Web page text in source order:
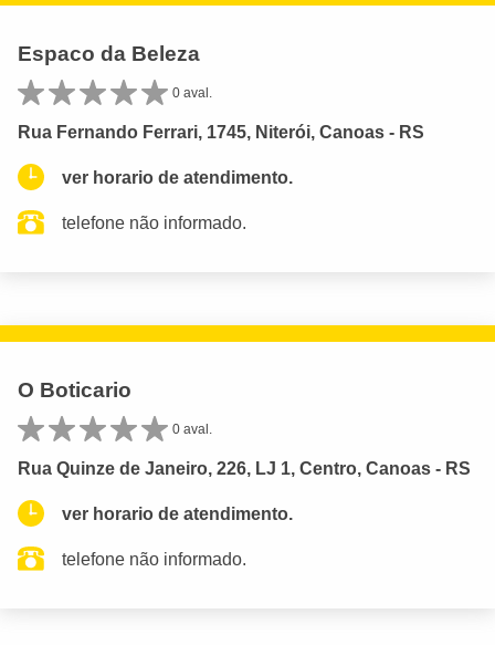
Espaco da Beleza
0 aval.
Rua Fernando Ferrari, 1745, Niterói, Canoas - RS
ver horario de atendimento.
telefone não informado.
O Boticario
0 aval.
Rua Quinze de Janeiro, 226, LJ 1, Centro, Canoas - RS
ver horario de atendimento.
telefone não informado.